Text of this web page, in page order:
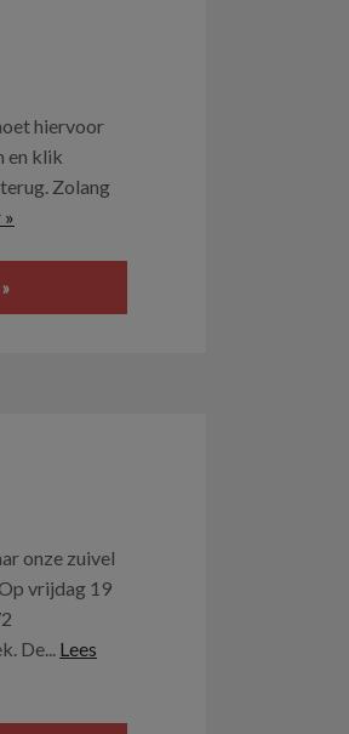
hiervoor
en klik
Zolang
onze zuivel
vrijdag 19
De... Lees